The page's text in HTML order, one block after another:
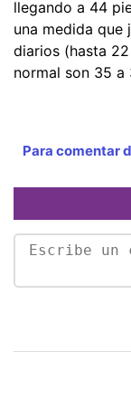
llegando a 44
una medida
diarios (hasta
normal son 35 a
Para comentar